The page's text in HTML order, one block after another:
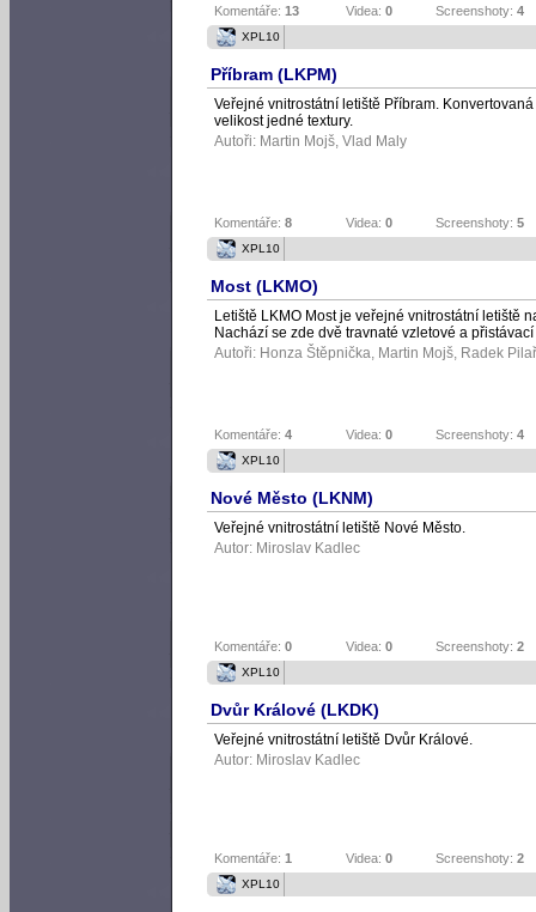
Komentáře: 13 Videa: 0 Screenshoty: 4
XPL10
Příbram (LKPM)
Veřejné vnitrostátní letiště Příbram.
velikost jedné textury.
Autoři: Martin Mojš Vlad Maly
Komentáře: 8 Videa: 0 Screenshoty: 5
XPL10
Most (LKMO)
Letiště LKMO Most je veřejné vnitrostátní letiště
Nachází se zde dvě travnaté vzletové a
Autoři: Honza Štěpnička Martin Mojš Radek Pilař
Komentáře: 4 Videa: 0 Screenshoty: 4
XPL10
Nové Město (LKNM)
Veřejné vnitrostátní letiště Nové Město.
Autor: Miroslav Kadlec
Komentáře: 0 Videa: 0 Screenshoty: 2
XPL10
Dvůr Králové (LKDK)
Veřejné vnitrostátní letiště Dvůr Králové.
Autor: Miroslav Kadlec
Komentáře: 1 Videa: 0 Screenshoty: 2
XPL10